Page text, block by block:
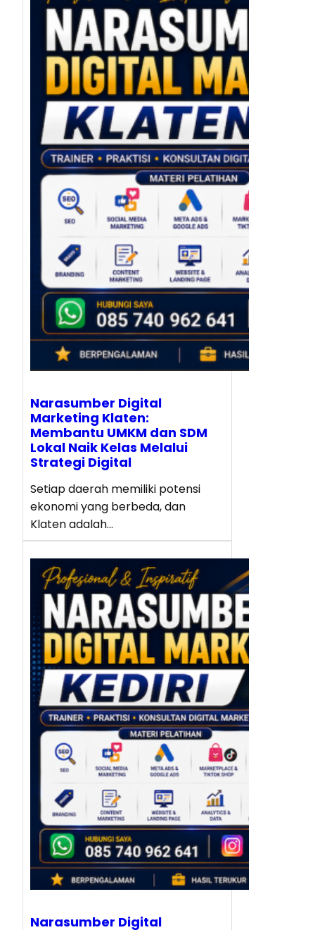
Narasumber Digital
Marketing Klaten:
Membantu UMKM dan SDM
Lokal Naik Kelas Melalui
Strategi Digital
Setiap daerah memiliki potensi
ekonomi yang berbeda, dan
Klaten adalah…
Narasumber Digital